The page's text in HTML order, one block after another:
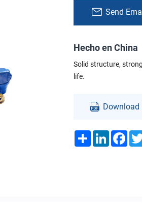
Send
Hecho en China
Solid structure,
life.
Download
ShareLinkedIn